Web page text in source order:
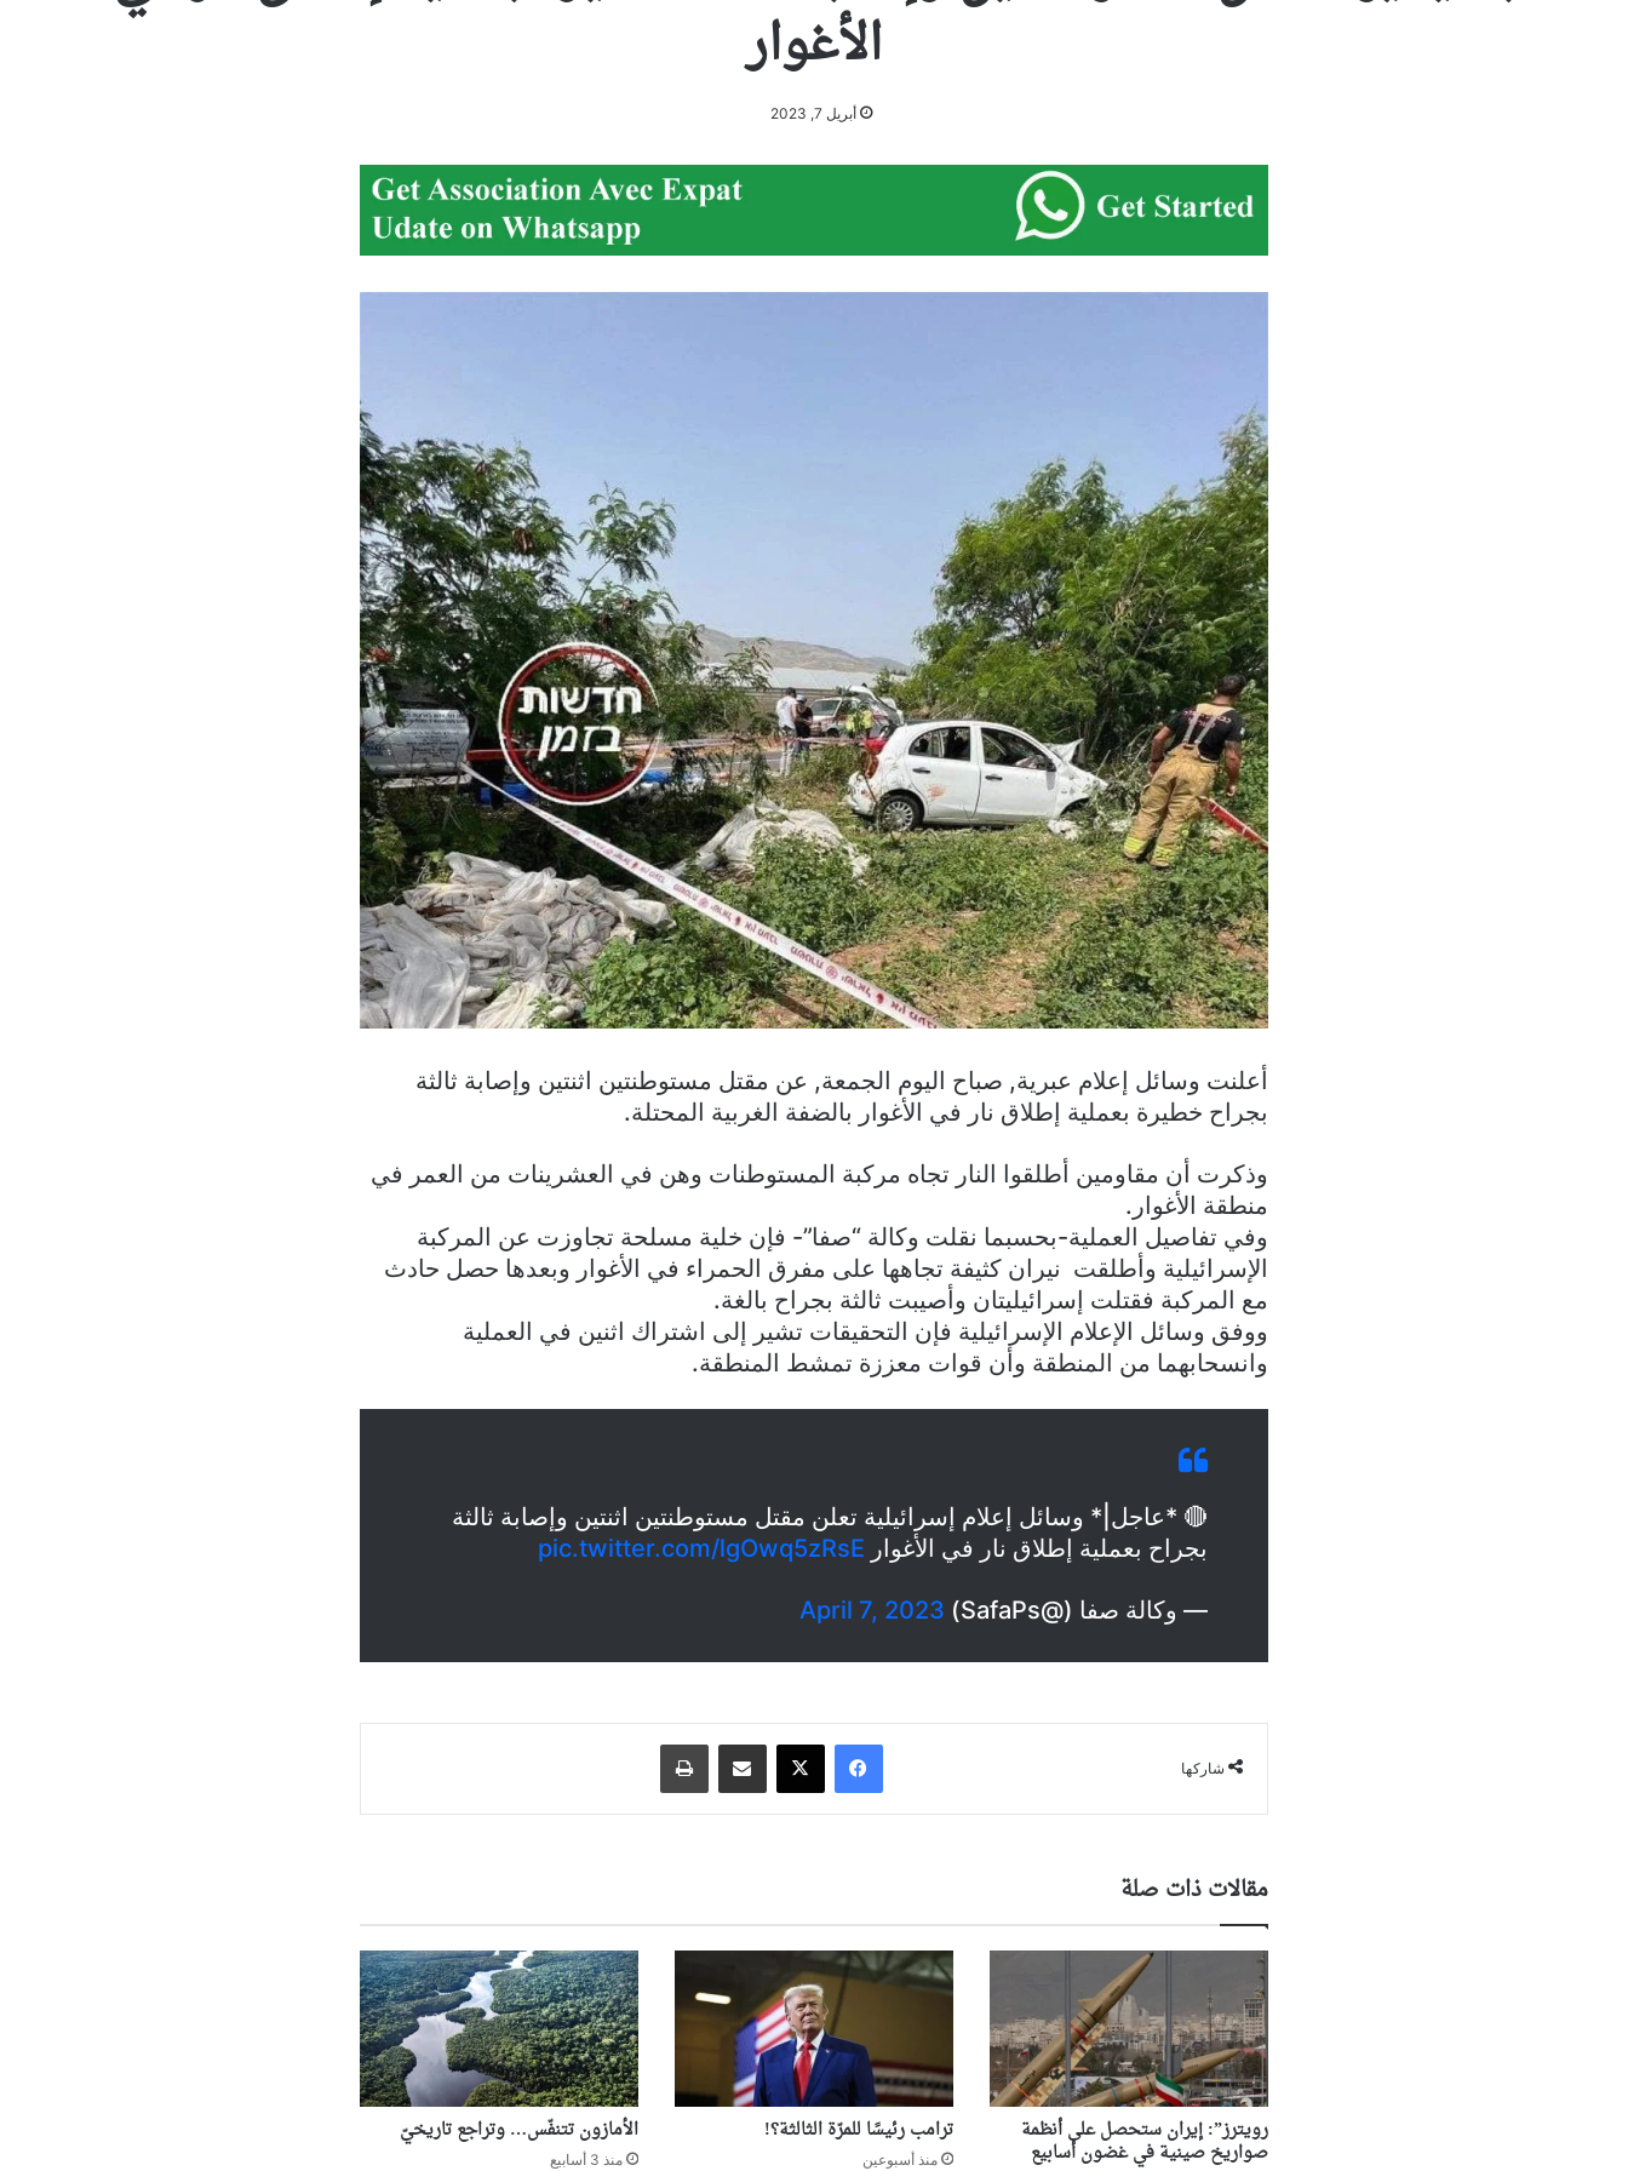
الأغوار
أبريل 7, 2023
أعلنت وسائل إعلام عبرية, صباح اليوم الجمعة, عن مقتل مستوطنتين اثنتين وإصابة ثالثة
بجراح خطيرة بعملية إطلاق نار في الأغوار بالضفة الغربية المحتلة.
وذكرت أن مقاومين أطلقوا النار تجاه مركبة المستوطنات وهن في العشرينات من العمر في
منطقة الأغوار.
وفي تفاصيل العملية-بحسبما نقلت وكالة “صفا”- فإن خلية مسلحة تجاوزت عن المركبة
الإسرائيلية وأطلقت نيران كثيفة تجاهها على مفرق الحمراء في الأغوار وبعدها حصل حادث
مع المركبة فقتلت إسرائيليتان وأصيبت ثالثة بجراح بالغة.
ووفق وسائل الإعلام الإسرائيلية فإن التحقيقات تشير إلى اشتراك اثنين في العملية
وانسحابهما من المنطقة وأن قوات معززة تمشط المنطقة.
🔴 *عاجل|* وسائل إعلام إسرائيلية تعلن مقتل مستوطنتين اثنتين وإصابة ثالثة
بجراح بعملية إطلاق نار في الأغوار pic.twitter.com/lgOwq5zRsE
— وكالة صفا (@SafaPs) April 7, 2023
شاركها
فيسبوك ‫X مشاركة عبر البريد طباعة
مقالات ذات صلة
رويترز”: إيران ستحصل على أنظمة
صواريخ صينية في غضون أسابيع
ترامب رئيسًا للمرّة الثالثة؟!
منذ أسبوعين
الأمازون تتنفّس… وتراجع تاريخيّ
منذ 3 أسابيع